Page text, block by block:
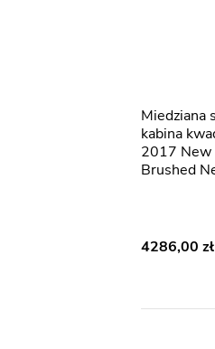
Miedziana szczotkowana
kabina
2017 New
Brushed
4286,00